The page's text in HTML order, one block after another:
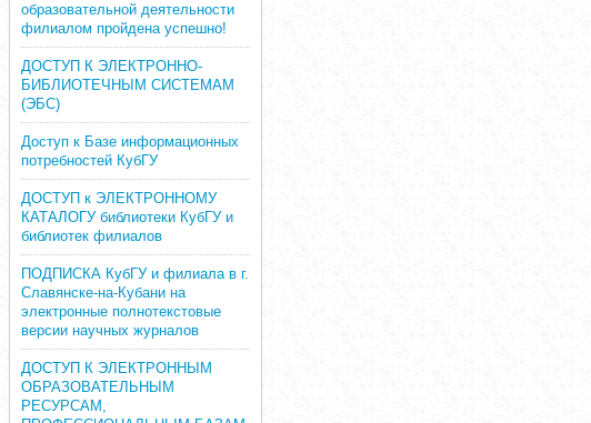
образовательной деятельности
филиалом пройдена успешно!
ДОСТУП К ЭЛЕКТРОННО-
БИБЛИОТЕЧНЫМ СИСТЕМАМ
(ЭБС)
Доступ к Базе информационных
потребностей КубГУ
ДОСТУП к ЭЛЕКТРОННОМУ
КАТАЛОГУ библиотеки КубГУ и
библиотек филиалов
ПОДПИСКА КубГУ и филиала в г.
Славянске-на-Кубани на
электронные полнотекстовые
версии научных журналов
ДОСТУП К ЭЛЕКТРОННЫМ
ОБРАЗОВАТЕЛЬНЫМ
РЕСУРСАМ,